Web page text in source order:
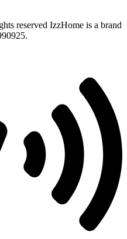
reserved IzzHome is a brand